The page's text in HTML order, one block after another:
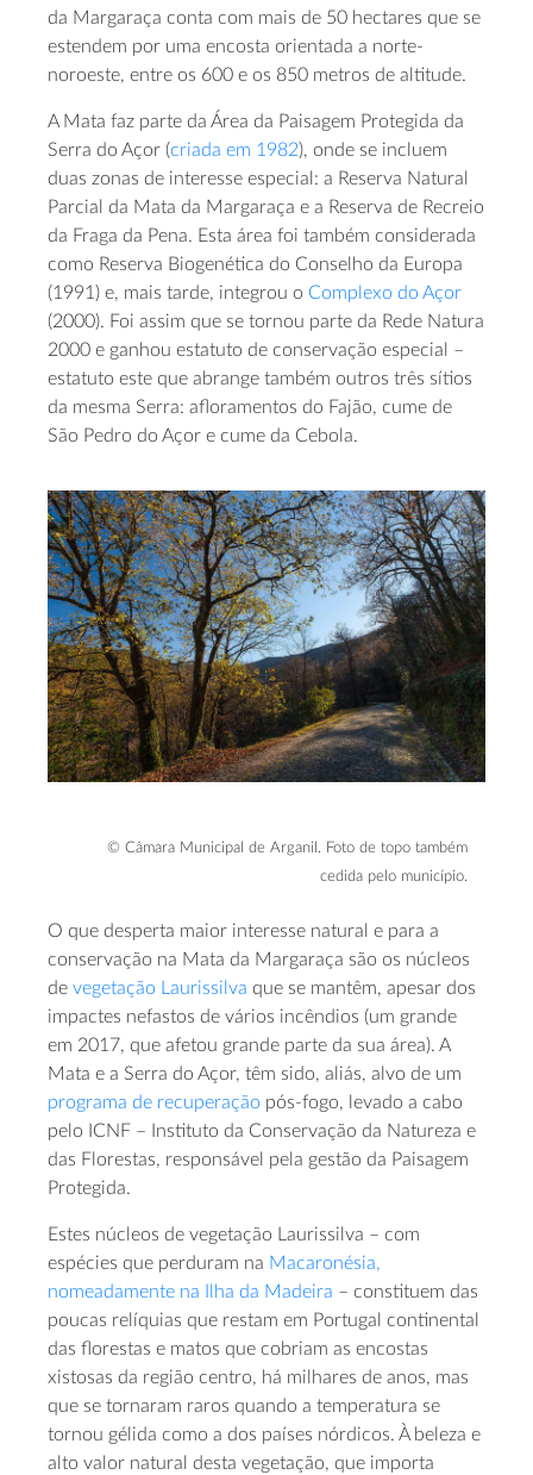
da Margaraça conta com mais de 50 hectares que se
estendem por uma encosta orientada a norte-
noroeste, entre os 600 e os 850 metros de altitude.
A Mata faz parte da Área da Paisagem Protegida da
Serra do Açor (criada em 1982), onde se incluem
duas zonas de interesse especial: a Reserva Natural
Parcial da Mata da Margaraça e a Reserva de Recreio
da Fraga da Pena. Esta área foi também considerada
como Reserva Biogenética do Conselho da Europa
(1991) e, mais tarde, integrou o Complexo do Açor
(2000). Foi assim que se tornou parte da Rede Natura
2000 e ganhou estatuto de conservação especial –
estatuto este que abrange também outros três sítios
da mesma Serra: afloramentos do Fajão, cume de
São Pedro do Açor e cume da Cebola.
© Câmara Municipal de Arganil. Foto de topo também
cedida pelo município.
O que desperta maior interesse natural e para a
conservação na Mata da Margaraça são os núcleos
de vegetação Laurissilva que se mantêm, apesar dos
impactes nefastos de vários incêndios (um grande
em 2017, que afetou grande parte da sua área). A
Mata e a Serra do Açor, têm sido, aliás, alvo de um
programa de recuperação pós-fogo, levado a cabo
pelo ICNF – Instituto da Conservação da Natureza e
das Florestas, responsável pela gestão da Paisagem
Protegida.
Estes núcleos de vegetação Laurissilva – com
espécies que perduram na Macaronésia,
nomeadamente na Ilha da Madeira – constituem das
poucas relíquias que restam em Portugal continental
das florestas e matos que cobriam as encostas
xistosas da região centro, há milhares de anos, mas
que se tornaram raros quando a temperatura se
tornou gélida como a dos países nórdicos. À beleza e
alto valor natural desta vegetação, que importa